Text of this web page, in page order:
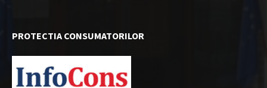
PROTECTIA CONSUMATORILOR